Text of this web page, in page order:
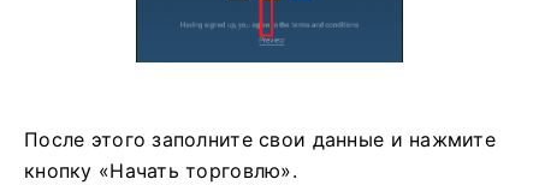
После этого заполните свои данные и нажмите
кнопку «Начать торговлю».